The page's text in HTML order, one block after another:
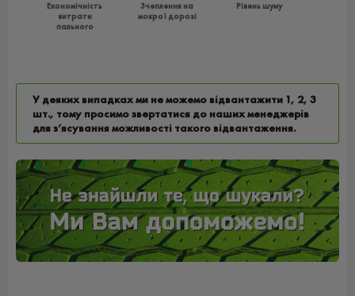
Економічність
витрати
пального
Зчеплення на
мокрої дорозі
Рівень шуму
У деяких випадках ми не можемо відвантажити 1, 2, 3
шт., тому просимо звертатися до наших менеджерів
для з’ясування можливості такого відвантаження.